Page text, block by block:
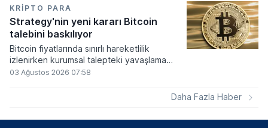
elde edilen dijital paraların belirli şartlar
altında dolaşımına ve menkul kıymet
alımlarında kullanılmasına olanak sağlanıyor.
KRIPTO PARA
Strategy'nin yeni kararı Bitcoin
talebini baskılıyor
Bitcoin fiyatlarında sınırlı hareketlilik
izlenirken kurumsal talepteki yavaşlama
piyasa dinamiklerini etkiliyor. ABD Merkez
03 Ağustos 2026 07:58
Daha Fazla Haber